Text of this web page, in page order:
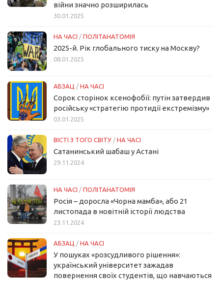
війни значно розширилась
30.01.2025
НА ЧАСІ / ПОЛІТАНАТОМІЯ
2025-й. Рік глобального тиску на Москву?
08.01.2025
АБЗАЦ / НА ЧАСІ
Сорок сторінок ксенофобії: путін затвердив
російську «стратегію протидії екстремізму»
03.01.2025
ВІСТІ З ТОГО СВІТУ / НА ЧАСІ
Сатанинський шабаш у Астані
29.11.2024
НА ЧАСІ / ПОЛІТАНАТОМІЯ
Росія – доросла «Чорна мамба», або 21
листопада в новітній історії людства
23.11.2024
АБЗАЦ / НА ЧАСІ
У пошуках «розсудливого рішення»:
український університет зажадав
повернення своїх студентів, що навчаються